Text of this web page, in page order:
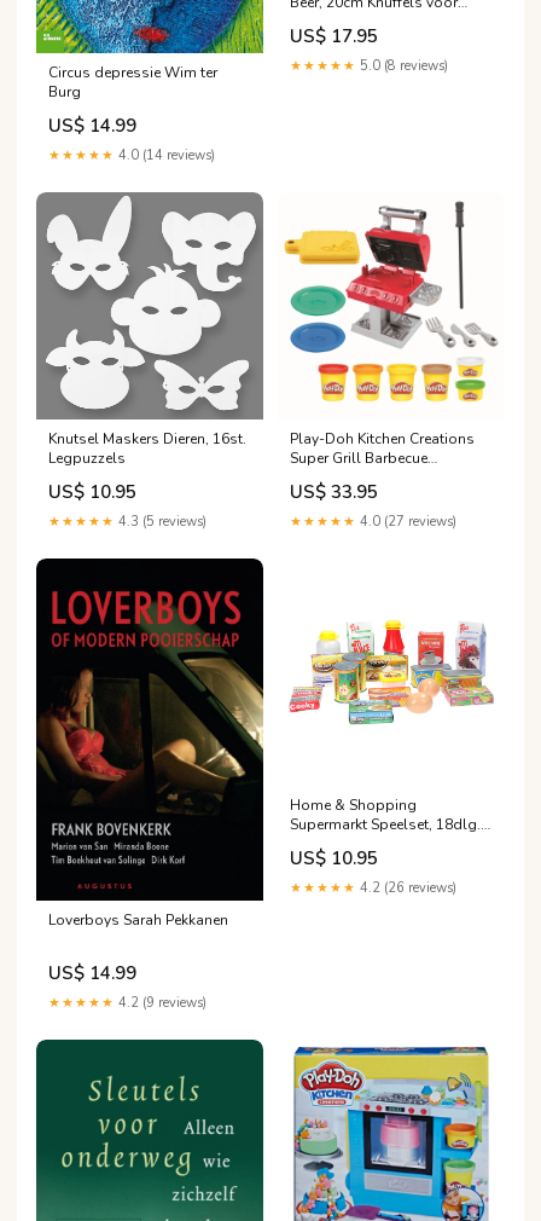
Circus depressie Wim ter
Burg
US$ 14.99
★★★★★ 4.0 (14 reviews)
baby's
US$ 17.95
★★★★★ 5.0 (8 reviews)
Knutsel Maskers Dieren, 16st.
Legpuzzels
US$ 10.95
★★★★★ 4.3 (5 reviews)
Play-Doh Kitchen Creations
Super Grill Barbecue
Modelbouw
US$ 33.95
★★★★★ 4.0 (27 reviews)
Loverboys Sarah Pekkanen
US$ 14.99
★★★★★ 4.2 (9 reviews)
Home & Shopping
Supermarkt Speelset, 18dlg.
Tuinspelletjes
US$ 10.95
★★★★★ 4.2 (26 reviews)